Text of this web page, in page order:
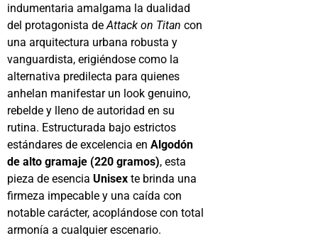
indumentaria amalgama la dualidad
del protagonista deAttack on Titan con
una arquitectura urbana robusta y
vanguardista, erigiéndose como la
alternativa predilecta para quienes
anhelan manifestar un look genuino,
rebelde y lleno de autoridad en su
rutina. Estructurada bajo estrictos
estándares de excelencia en Algodón
de alto gramaje (220 gramos), esta
pieza de esencia Unisex te brinda una
firmeza impecable y una caída con
notable carácter, acoplándose con total
armonía a cualquier escenario.